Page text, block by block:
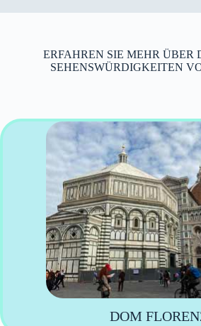
ERFAHREN SIE MEHR ÜBER
SEHENSWÜRDIGKEITEN
DOM